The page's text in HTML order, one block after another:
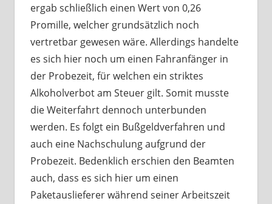
ergab schließlich einen Wert von 0,26
Promille, welcher grundsätzlich noch
vertretbar gewesen wäre. Allerdings handelte
es sich hier noch um einen Fahranfänger in
der Probezeit, für welchen ein striktes
Alkoholverbot am Steuer gilt. Somit musste
die Weiterfahrt dennoch unterbunden
werden. Es folgt ein Bußgeldverfahren und
auch eine Nachschulung aufgrund der
Probezeit. Bedenklich erschien den Beamten
auch, dass es sich hier um einen
Paketauslieferer während seiner Arbeitszeit